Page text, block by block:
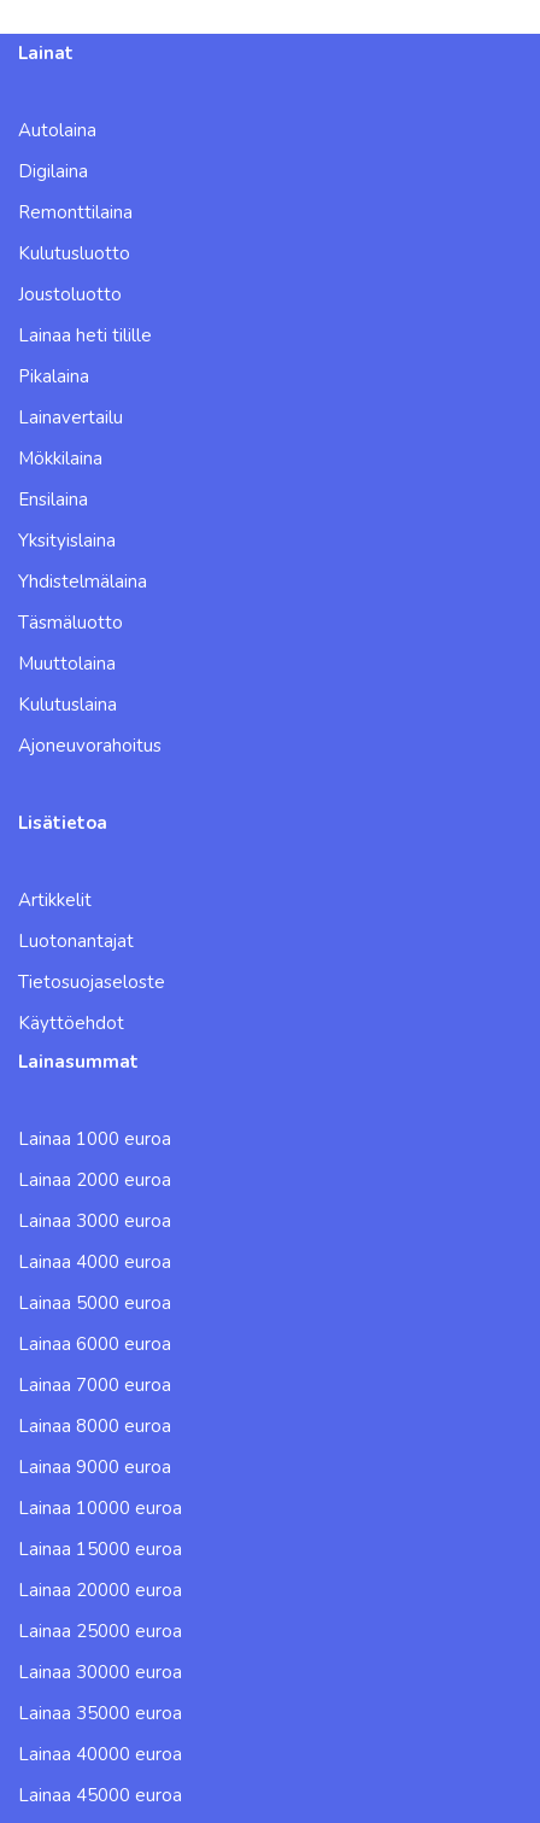
Lainat
Autolaina
Digilaina
Remonttilaina
Kulutusluotto
Joustoluotto
Lainaa heti tilille
Pikalaina
Lainavertailu
Mökkilaina
Ensilaina
Yksityislaina
Yhdistelmälaina
Täsmäluotto
Muuttolaina
Kulutuslaina
Ajoneuvorahoitus
Lisätietoa
Artikkelit
Luotonantajat
Tietosuojaseloste
Käyttöehdot
Lainasummat
Lainaa 1000 euroa
Lainaa 2000 euroa
Lainaa 3000 euroa
Lainaa 4000 euroa
Lainaa 5000 euroa
Lainaa 6000 euroa
Lainaa 7000 euroa
Lainaa 8000 euroa
Lainaa 9000 euroa
Lainaa 10000 euroa
Lainaa 15000 euroa
Lainaa 20000 euroa
Lainaa 25000 euroa
Lainaa 30000 euroa
Lainaa 35000 euroa
Lainaa 40000 euroa
Lainaa 45000 euroa